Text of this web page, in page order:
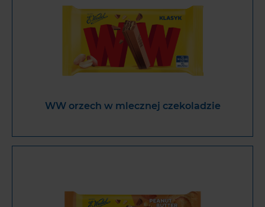
WW orzech w mlecznej czekoladzie